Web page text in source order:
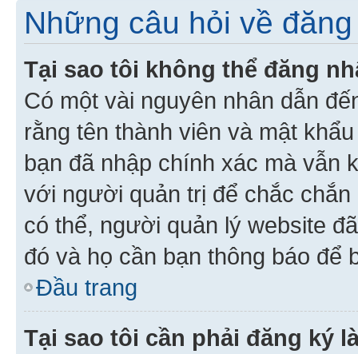
Những câu hỏi về
Tại sao tôi không thể đăng
Có một vài nguyên nhân dẫn
rằng tên thành viên và mật
bạn đã nhập chính xác mà vẫn
với người quản trị để chắc
có thể, người quản lý website
đó và họ cần bạn thông báo để
Đầu trang
Tại sao tôi cần phải đăng ký